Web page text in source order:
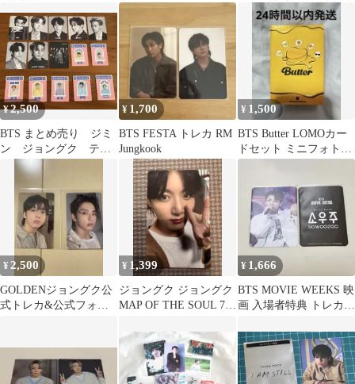
点セット
¥2,500
BTS まとめ売り ジミ
ン ジョングク テヒ
ョン ジン シュガ
RM ホソク
¥ 1,700
BTS FESTA トレカ RM
Jungkook
¥ 1,500
BTS Butter LOMOカー
ドセット ミニフォトカ
ード 55枚 トレカ
¥2,500
GOLDENジョングク公
式トレカ&公式フォト
¥ 1,399
ジョングク ジョングク
MAP OF THE SOUL 7
¥ 1,666
BTS MOVIE WEEKS 映
画 入場者特典 トレカ